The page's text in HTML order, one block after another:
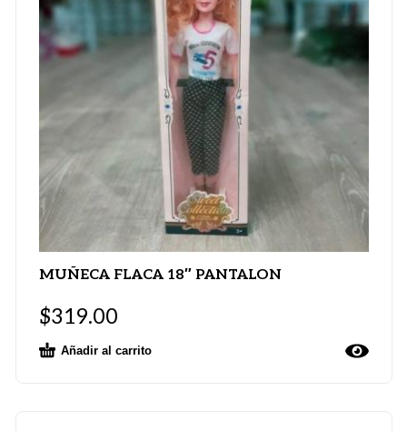
MUÑECA FLACA 18″ PANTALON
$319.00
Añadir al carrito